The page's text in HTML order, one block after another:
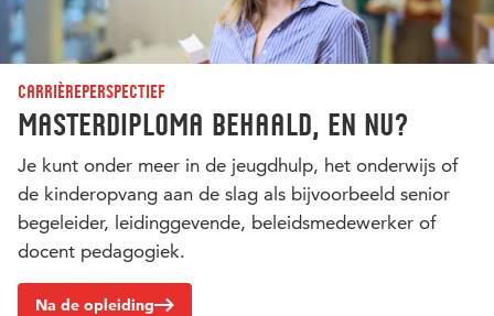
Carrièreperspectief
Masterdiploma behaald, en nu?
Je kunt onder meer in de jeugdhulp, het onderwijs of
de kinderopvang aan de slag als bijvoorbeeld senior
begeleider, leidinggevende, beleidsmedewerker of
docent pedagogiek.
Na de opleiding